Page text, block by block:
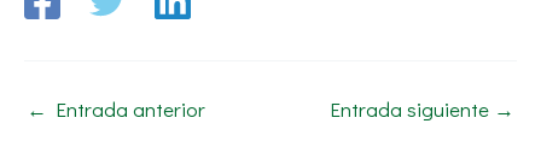
← Entrada anterior Entrada siguiente →